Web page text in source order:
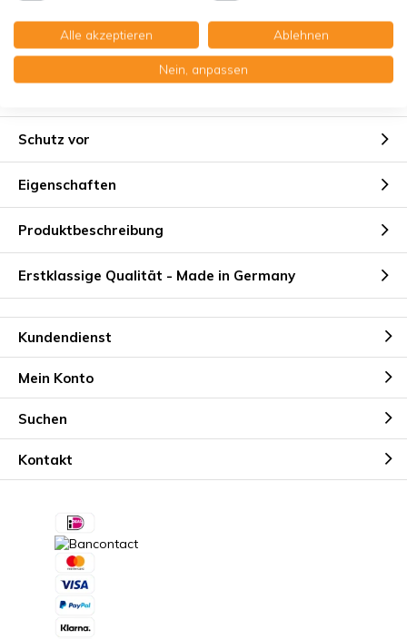
Schutz vor
Eigenschaften
Produktbeschreibung
Erstklassige Qualität - Made in Germany
Kundendienst
Mein Konto
Suchen
Kontakt
Alle akzeptieren Ablehnen
Nein, anpassen